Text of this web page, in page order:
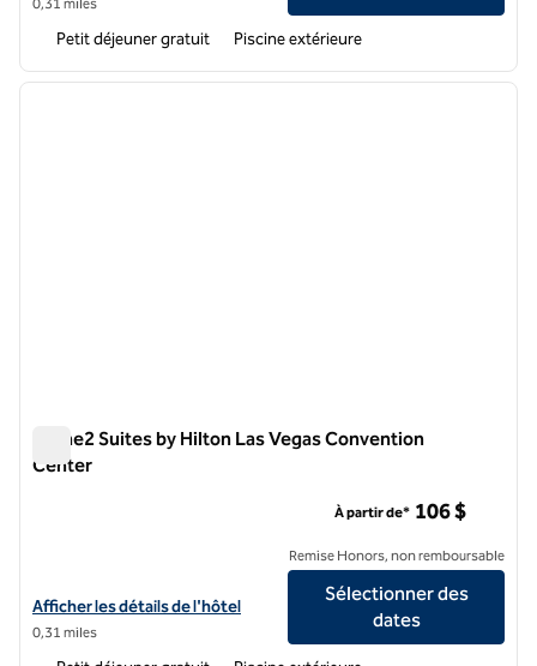
0,31 miles
Petit déjeuner gratuit Piscine extérieure
1 sur 12
Home2 Suites by Hilton Las Vegas Convention
Center
Afficher les détails de l'hôtel Home2 Suites by Hilton Las Vegas
Afficher les détails de l'hôtel
0,31 miles
À partir de* 106 $
Remise Honors, non remboursable
Sélectionner des
dates